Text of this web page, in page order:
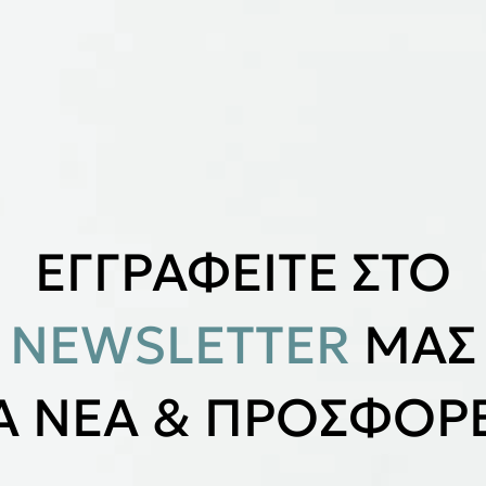
ΕΓΓΡΑΦΕΙΤΕ ΣΤΟ
NEWSLETTER ΜΑΣ
ΝΕΑ &